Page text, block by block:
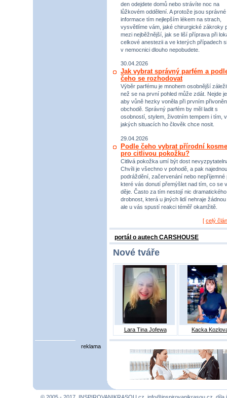
den odejdete domů nebo strávíte noc na
lůžkovém oddělení. A protože jsou správné
informace tím nejlepším lékem na strach,
vysvětlíme vám, jaké chirurgické zákroky
mezi nejběžnější, jak se liší příprava při
celkové anestezii a ve kterých případech si
v nemocnici dlouho nepobudete.
30.04.2026
Jak vybrat správný parfém a
čeho se rozhodovat
Výběr parfému je mnohem osobnější
než se na první pohled může zdát. Nejde
aby vůně hezky voněla při prvním
obchodě. Správný parfém by měl ladit s
osobností, stylem, životním tempem i tím, v
jakých situacích ho člověk chce nosit.
29.04.2026
Podle čeho vybrat přírodní
pro citlivou pokožku?
Citlivá pokožka umí být dost
Chvíli je všechno v pohodě, a pak
podráždění, začervenání nebo nepříjemné
které vás donutí přemýšlet nad tím, co se
děje. Často za tím nestojí nic
drobnost, která u jiných lidí nehraje žádnou
ale u vás spustí reakci téměř okamžitě.
[ celý
portál o autech CARSHOUSE
Nové tváře
Lara Tina Jofewa Kacka
reklama